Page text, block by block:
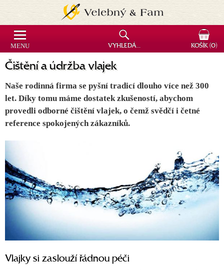
Čištění a údržba vlajek
Naše rodinná firma se pyšní tradicí dlouho více než 300
let. Díky tomu máme dostatek zkušeností, abychom
provedli odborné čištění vlajek, o čemž svědčí i četné
reference spokojených zákazníků.
Vlajky si zaslouží řádnou péči
MENU VYHLEDÁVÁNÍ KOŠÍK(0)